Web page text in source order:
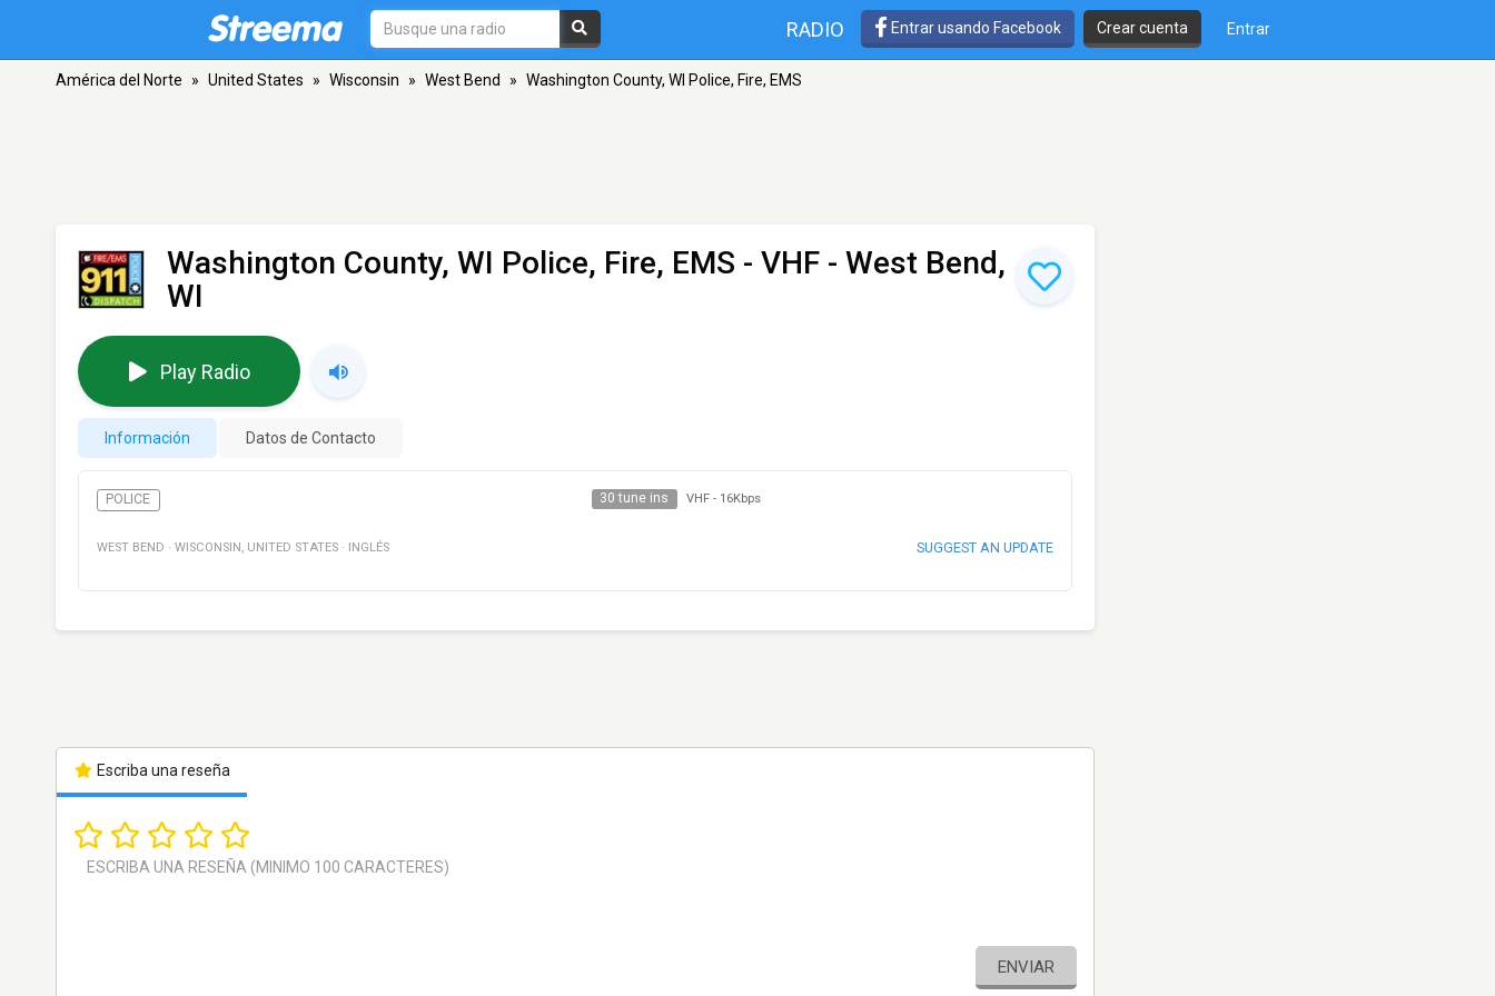
RADIO Entrar usando Facebook Crear cuenta Entrar
América del Norte » United States » Wisconsin » West Bend » Washington County, WI Police, Fire, EMS
Washington County, WI Police, Fire, EMS - VHF - West Bend,
WI
Play Radio
Información Datos de Contacto
POLICE 30 tune ins VHF - 16Kbps
WEST BEND · WISCONSIN , UNITED STATES · INGLÉS SUGGEST AN UPDATE
Escriba una reseña
ENVIAR